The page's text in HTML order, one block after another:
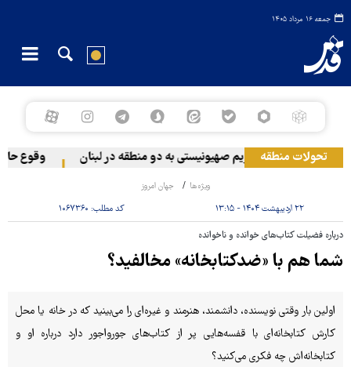
جمعه ۱۶ مرداد ۱۴۰۵
تحولات منطقه
حمله رژیم صهیونیستی به دو منطقه در لبنان وقوع حادثه
ویژه‌ها جهان امروز
۲۲ اردیبهشت ۱۴۰۴ - ۱۳:۱۵ کد مطلب: ۱۰۶۷۳۶۰
درباره فضیلت کتاب‌های خوانده و ناخوانده
شما هم با «ضدکتابخانه» مخالفید؟
اولین بار وقتی نویسنده، دانشمند، هنرمند و غیره‌ای را می‌بینید که در خانه یا محل
کارش کتابخانه‌ای با قفسه‌هایی پر از کتاب‌های جورواجور دارد درباره او و
کتابخانه‌اش چه فکری می‌کنید؟